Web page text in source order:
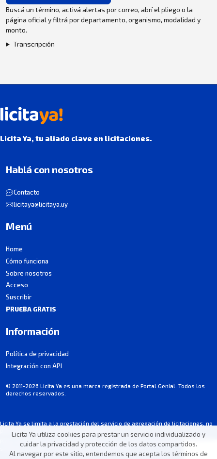
Licita Ya utiliza cookies para prestar un servicio individualizado y
cuidar la privacidad y protección de los datos compartidos.
Al navegar por este sitio, entendemos que acepta los términos de
Buscá un término, activá alertas por correo, abrí el pliego o la
página oficial y filtrá por departamento, organismo, modalidad y
monto.
Transcripción
Licita Ya, tu aliado clave en licitaciones.
Licita Ya se limita a la prestación del servicio de agregación de licitaciones, no
participa en los procesos de contratación.
Parte de la información puede contener imprecisiones involuntarias. Consultá
siempre el pliego/aviso oficial de cada licitación.
Hablá con nosotros
Contacto
licitaya@licitaya.uy
Menú
Home
Cómo funciona
Sobre nosotros
Acceso
Suscribir
PRUEBA GRATIS
Información
Política de privacidad
Integración con API
© 2011-2026 Licita Ya es una marca registrada de Portal Genial. Todos los
derechos reservados.